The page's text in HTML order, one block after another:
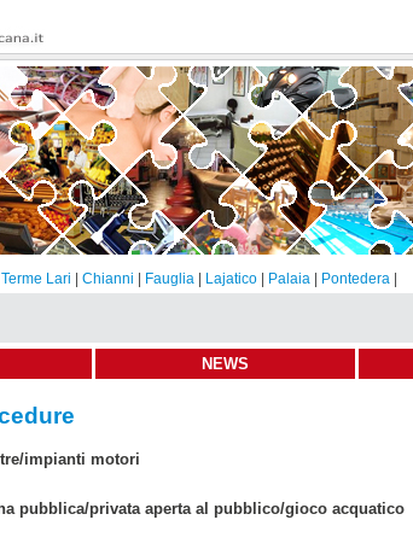
Lari Chianni Fauglia Lajatico Palaia Pontedera
NEWS
impianti motori
pubblica/privata aperta al pubblico/gioco acquatico